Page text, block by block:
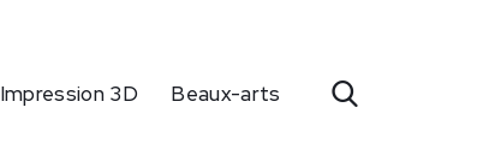
Impression 3D Beaux-arts